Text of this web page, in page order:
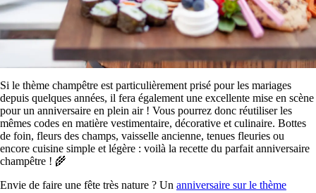
Si le thème champêtre est particulièrement prisé pour les mariages
depuis quelques années, il fera également une excellente mise en scène
pour un anniversaire en plein air ! Vous pourrez donc réutiliser les
mêmes codes en matière vestimentaire, décorative et culinaire. Bottes
de foin, fleurs des champs, vaisselle ancienne, tenues fleuries ou
encore cuisine simple et légère : voilà la recette du parfait anniversaire
champêtre ! 🌾
Envie de faire une fête très nature ? Un anniversaire sur le thème